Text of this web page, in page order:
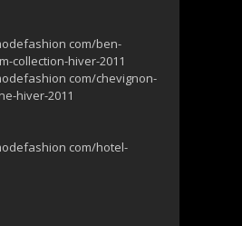
com/ben-
collection-hiver-2011
com/chevignon-
hiver-2011
com/hotel-